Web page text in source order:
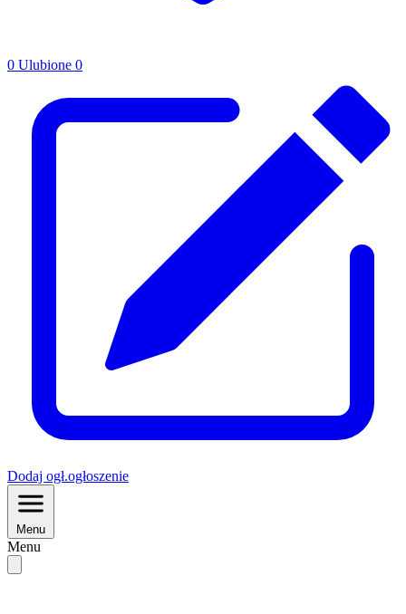
0 Ulubione 0
Dodaj ogł.ogłoszenie
Menu
Menu